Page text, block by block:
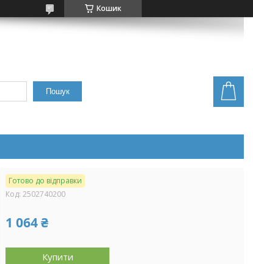
Кошик
Пошук
Готово до відправки
Код: 2502740200
1 064 ₴
Купити